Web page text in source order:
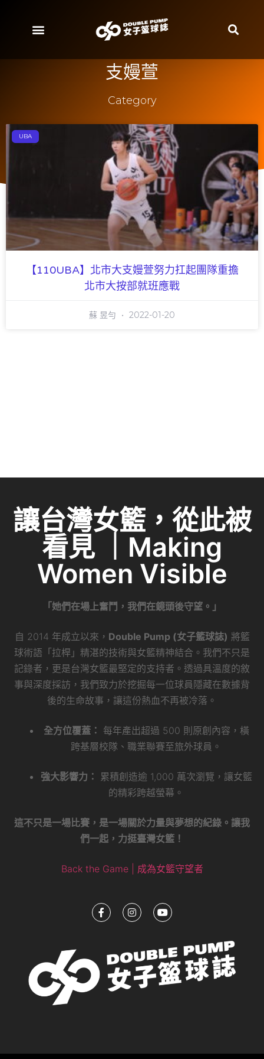
支嫚萱
Category
UBA
【110UBA】北市大支嫚萱努力扛起團隊重擔
北市大按部就班應戰
蘇 昱勻 2022-01-20
讓台灣女籃，從此被
看見 ｜Making
Women Visible
「她們在場上奮鬥，我們在鏡頭後守望。」
自 2014 年成立以來， Double Pump (女子籃球誌) 將籃
球術語「拉桿」精湛的技術與女籃精神結合。我們不只是
記錄者，更是台灣女籃最堅定的支持者。透過具溫度的敘
事與深度採訪，我們致力於挖掘每一位球員隱藏在數據背
後的生命故事，讓這份熱血不再被冷落。
全方位覆蓋： 每年產出超過 500 則原創內容，橫
跨基層校隊、職業聯賽至旅外球員。
強大影響力：
累積創造逾 1,000 萬次瀏覽，讓女籃
的精彩跨越螢幕。
這不只是一場比賽，是一場關於力量與夢想的紀錄。讓我
們一起，力挺臺灣女籃！
Back the Game | 成為女籃守望者